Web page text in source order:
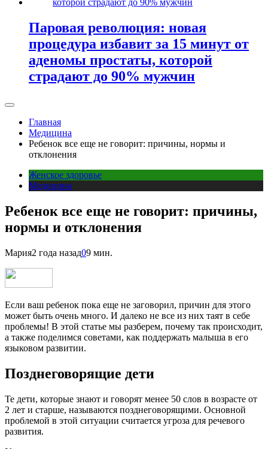
Паровая революция: новая
процедура избавит за 15 минут от
аденомы простаты, которой
страдают до 90% мужчин
Главная
Медицина
Ребенок все еще не говорит: причины, нормы и
отклонения
Женское здоровье
Медицина
Ребенок все еще не говорит: причины,
нормы и отклонения
Мария2 года назад09 мин.
Если ваш ребенок пока еще не заговорил, причин для этого
может быть очень много. И далеко не все из них таят в себе
проблемы! В этой статье мы разберем, почему так происходит,
а также поделимся советами, как поддержать малыша в его
языковом развитии.
Позднеговорящие дети
Те дети, которые знают и говорят менее 50 слов в возрасте от
2 лет и старше, называются позднеговорящими. Основной
проблемой в этой ситуации считается угроза для речевого
развития.